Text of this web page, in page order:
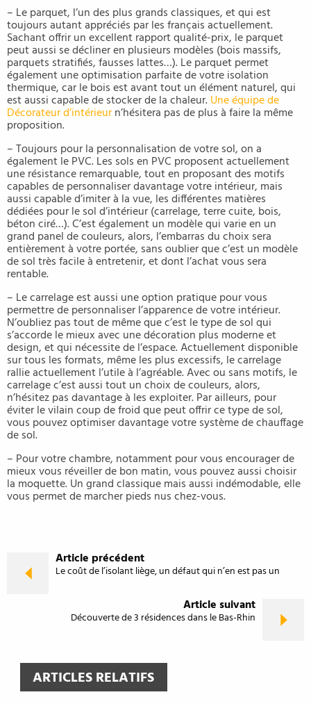
– Le parquet, l’un des plus grands classiques, et qui est
toujours autant appréciés par les français actuellement.
Sachant offrir un excellent rapport qualité-prix, le parquet
peut aussi se décliner en plusieurs modèles (bois massifs,
parquets stratifiés, fausses lattes…). Le parquet permet
également une optimisation parfaite de votre isolation
thermique, car le bois est avant tout un élément naturel, qui
est aussi capable de stocker de la chaleur.Une équipe de
Décorateur d’intérieurn’hésitera pas de plus à faire la même
proposition.
– Toujours pour la personnalisation de votre sol, on a
également le PVC. Les sols en PVC proposent actuellement
une résistance remarquable, tout en proposant des motifs
capables de personnaliser davantage votre intérieur, mais
aussi capable d’imiter à la vue, les différentes matières
dédiées pour le sol d’intérieur (carrelage, terre cuite, bois,
béton ciré…). C’est également un modèle qui varie en un
grand panel de couleurs, alors, l’embarras du choix sera
entièrement à votre portée, sans oublier que c’est un modèle
de sol très facile à entretenir, et dont l’achat vous sera
rentable.
– Le carrelage est aussi une option pratique pour vous
permettre de personnaliser l’apparence de votre intérieur.
N’oubliez pas tout de même que c’est le type de sol qui
s’accorde le mieux avec une décoration plus moderne et
design, et qui nécessite de l’espace. Actuellement disponible
sur tous les formats, même les plus excessifs, le carrelage
rallie actuellement l’utile à l’agréable. Avec ou sans motifs, le
carrelage c’est aussi tout un choix de couleurs, alors,
n’hésitez pas davantage à les exploiter. Par ailleurs, pour
éviter le vilain coup de froid que peut offrir ce type de sol,
vous pouvez optimiser davantage votre système de chauffage
de sol.
– Pour votre chambre, notamment pour vous encourager de
mieux vous réveiller de bon matin, vous pouvez aussi choisir
la moquette. Un grand classique mais aussi indémodable, elle
vous permet de marcher pieds nus chez-vous.
Article précédent
Le coût de l’isolant liège, un défaut qui n’en est pas un
Article suivant
Découverte de 3 résidences dans le Bas-Rhin
ARTICLES RELATIFS